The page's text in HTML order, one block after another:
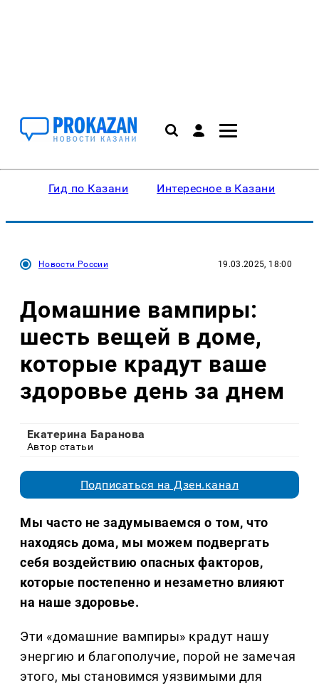
Гид по Казани Интересное в Казани
Новости России 19.03.2025, 18:00
Домашние вампиры:
шесть вещей в доме,
которые крадут ваше
здоровье день за днем
Екатерина Баранова
Автор статьи
Подписаться на Дзен.канал
Мы часто не задумываемся о том, что
находясь дома, мы можем подвергать
себя воздействию опасных факторов,
которые постепенно и незаметно влияют
на наше здоровье.
Эти «домашние вампиры» крадут нашу
энергию и благополучие, порой не замечая
этого, мы становимся уязвимыми для